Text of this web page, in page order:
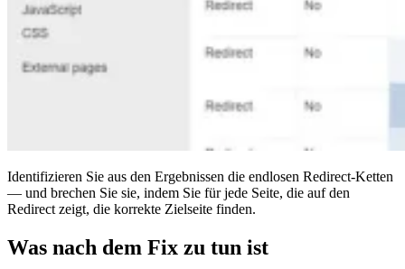
Identifizieren Sie aus den Ergebnissen die endlosen Redirect-Ketten
— und brechen Sie sie, indem Sie für jede Seite, die auf den
Redirect zeigt, die korrekte Zielseite finden.
Was nach dem Fix zu tun ist